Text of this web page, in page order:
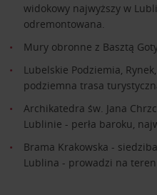
widokowy najwyższy w
odremontowana.
Mury obronne z Basztą
Lubelskie Podziemia,
podziemna trasa
Archikatedra św. Jana
Lublinie - perła baroku,
Brama Krakowska -
Lublina - prowadzi na